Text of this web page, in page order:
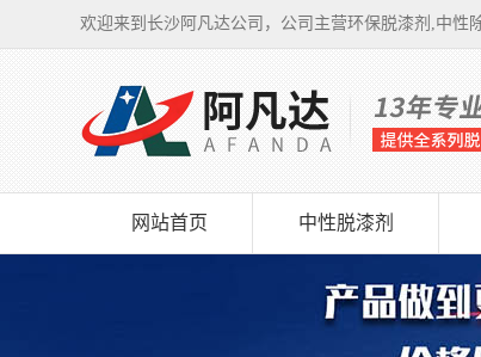
欢迎来到长沙阿凡达公司，公司主营环保脱漆剂,中性
网站首页 中性脱漆剂